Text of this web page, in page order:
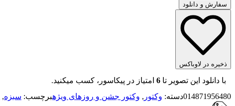
سفارش و دانلود
ذخیره در لاوباکس
با دانلود این تصویر تا 6 امتیاز در پیکاسور، کسب میکنید.
014871956480دسته: وکتور , وکتور جشن و روزهای ویژهبرچسب: سبزه,